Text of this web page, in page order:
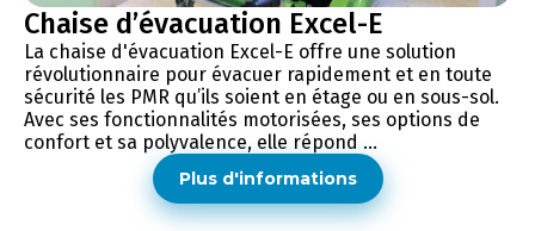
Chaise d’évacuation Excel-E
La chaise d'évacuation Excel-E offre une solution
révolutionnaire pour évacuer rapidement et en toute
sécurité les PMR qu’ils soient en étage ou en sous-sol.
Avec ses fonctionnalités motorisées, ses options de
confort et sa polyvalence, elle répond ...
Plus d'informations